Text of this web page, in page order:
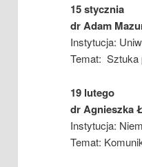
15 stycznia
drAdam
Instytucja:
Temat: Sztuka
19 lutego
dr Agnieszka
Instytucja:
Temat: